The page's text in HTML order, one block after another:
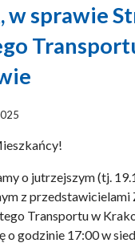
w sprawie
o jutrzejszym (tj.
z przedstawicielami
Transportu w
o godzinie 17:00 w